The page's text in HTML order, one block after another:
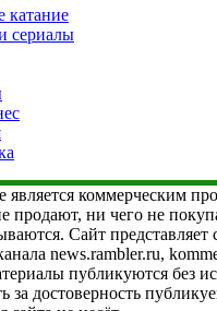
катание
сериалы
является коммерческим
продают, ни чего не
Сайт представляет
news.rambler.ru,
публикуются без
за достоверность